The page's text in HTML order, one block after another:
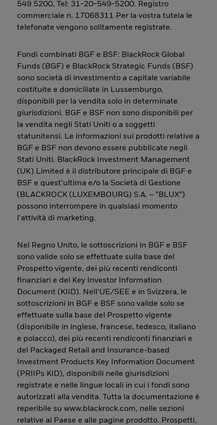
549 5200, Tel: 31-20-549-5200. Registro
commerciale n. 17068311 Per la vostra tutela le
telefonate vengono solitamente registrate.
Fondi combinati BGF e BSF: BlackRock Global
Funds (BGF) e BlackRock Strategic Funds (BSF)
sono società di investimento a capitale variabile
costituite e domiciliate in Lussemburgo,
disponibili per la vendita solo in determinate
giurisdizioni. BGF e BSF non sono disponibili per
la vendita negli Stati Uniti o a soggetti
statunitensi. Le informazioni sui prodotti relative a
BGF e BSF non devono essere pubblicate negli
Stati Uniti. BlackRock Investment Management
(UK) Limited è il distributore principale di BGF e
BSF e quest’ultima e/o la Società di Gestione
(BLACKROCK (LUXEMBOURG) S.A. – “BLUX”)
possono interrompere in qualsiasi momento
l’attività di marketing.
Nel Regno Unito, le sottoscrizioni in BGF e BSF
sono valide solo se effettuate sulla base del
Prospetto vigente, dei più recenti rendiconti
finanziari e del Key Investor Information
Document (KIID). Nell’UE/SEE e in Svizzera, le
sottoscrizioni in BGF e BSF sono valide solo se
effettuate sulla base del Prospetto vigente
(disponibile in inglese, francese, tedesco, italiano
e polacco), dei più recenti rendiconti finanziari e
del Packaged Retail and Insurance-based
Investment Products Key Information Document
(PRIIPs KID), disponibili nelle giurisdizioni
registrate e nelle lingue locali in cui i fondi sono
autorizzati alla vendita. Tutta la documentazione è
reperibile su www.blackrock.com, nelle sezioni
relative al Paese e alle pagine prodotto. Prospetti,